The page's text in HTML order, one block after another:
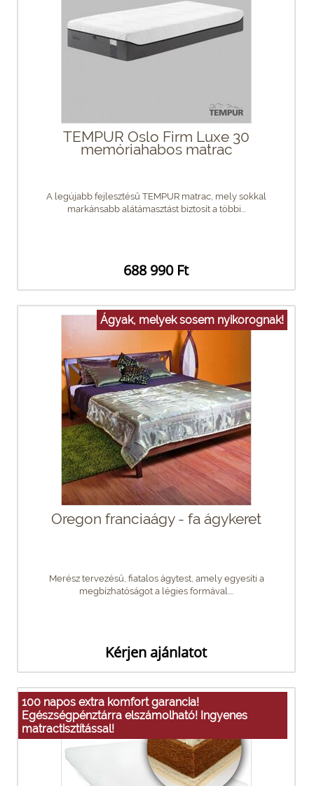
TEMPUR Oslo Firm Luxe 30
memóriahabos matrac
A legújabb fejlesztésű TEMPUR matrac, mely sokkal
markánsabb alátámasztást biztosít a többi...
688 990 Ft
Ágyak, melyek sosem nyikorognak!
Oregon franciaágy - fa ágykeret
Merész tervezésű, fiatalos ágytest, amely egyesíti a
megbízhatóságot a légies formával....
Kérjen ajánlatot
100 napos extra komfort garancia!
Egészségpénztárra elszámolható! Ingyenes
matractisztítással!